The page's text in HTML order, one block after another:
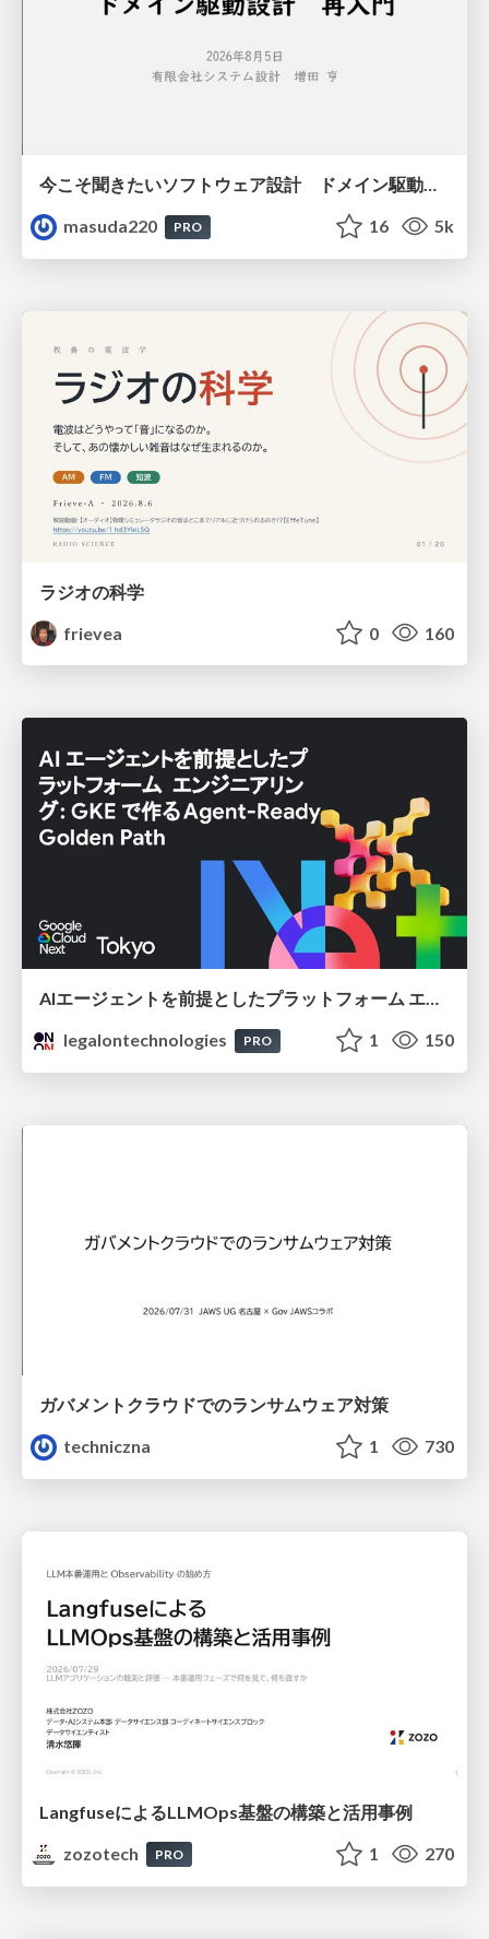
今こそ聞きたいソフトウェア設計 ドメイン駆動設計再入門
masuda220
PRO 16 5k
ラジオの科学
frievea
0 160
AIエージェントを前提としたプラットフォーム エンジニアリング：GKEで作るAgent-Ready Golden Path
legalontechnologies
PRO 1 150
ガバメントクラウドでのランサムウェア対策
techniczna
1 730
LangfuseによるLLMOps基盤の構築と活用事例
zozotech
PRO 1 270